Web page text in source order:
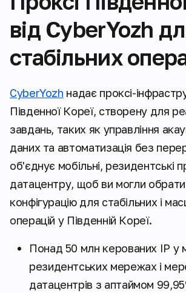
від CyberYozh
стабільних
CyberYozh надає проксі-
Південної Кореї, створену для
завдань, таких як управління
даних та автоматизація без
об'єднує мобільні, резидентські
датацентру, щоб ви могли
конфігурацію для стабільних і
операцій у Південній Кореї.
Понад 50 млн керованих IP у
резидентських мережах і
датацентрів з аптаймом